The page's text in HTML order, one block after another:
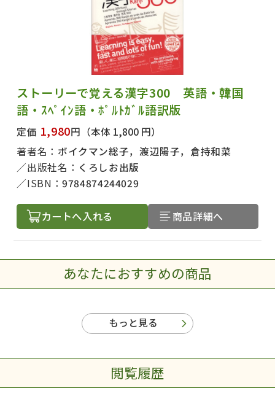
ストーリーで覚える漢字300 英語・韓国
語・ｽﾍﾟｲﾝ語・ﾎﾟﾙﾄｶﾞﾙ語訳版
定価 1,980円 （本体 1,800 円）
著者名： ボイクマン総子，渡辺陽子，倉持和菜
出版社名： くろしお出版
ISBN：9784874244029
カートへ入れる 商品詳細へ
あなたにおすすめの商品
もっと見る
閲覧履歴